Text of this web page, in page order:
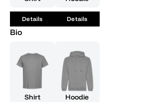
Details Details
Bio
Shirt Hoodie